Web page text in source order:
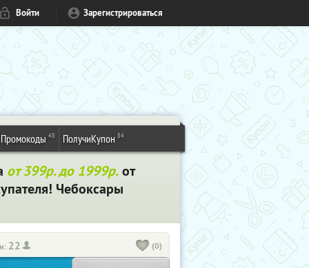
Войти Зарегистрироваться
Промокоды 48 ПолучиКупон 84
от 399р. до 1999р.от
Чебоксары
22 (0)